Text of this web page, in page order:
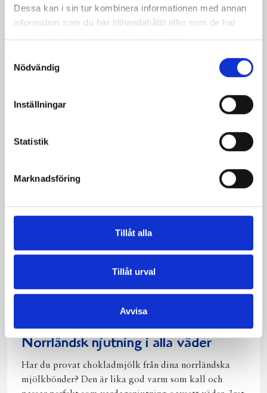
Dessa kan i sin tur kombinera informationen med annan
information som du har tillhandahållit eller som de har
Nödvändig
Inställningar
Statistik
Marknadsföring
Tillåt alla
Tillåt urval
Avvisa
mjölk
200 norrlänningar fick deltog vid provsmakningen. Vår
produkt vann testet.
Norrländsk njutning i alla väder
Har du provat chokladmjölk från dina norrländska
mjölkbönder? Den är lika god varm som kall och